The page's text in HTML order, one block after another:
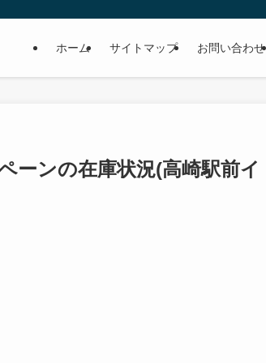
ホーム サイトマップ お問い合わせ
ーンの在庫状況(高崎駅前イ